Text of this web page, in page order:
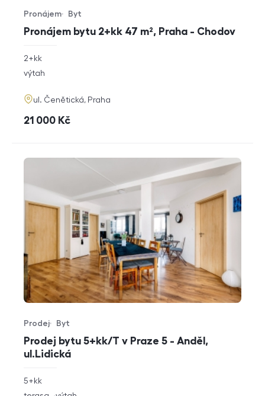
Pronájem bytu 2+kk 47 m², Praha - Chodov
Typ nabídky
Pronájem
Typ nemovitosti
Byt
rozměry
dispozice
2+kk
funkce
výtah
adresa
ul. Čenětická, Praha
cena
21 000 Kč
Prodej bytu 5+kk/T v Praze 5 - Anděl,
ul.Lidická
Typ nabídky
Prodej
Typ nemovitosti
Byt
rozměry
5+kk